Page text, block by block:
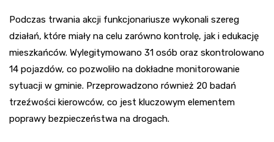
Podczas trwania akcji funkcjonariusze wykonali szereg
działań, które miały na celu zarówno kontrolę, jak i edukację
mieszkańców. Wylegitymowano 31 osób oraz skontrolowano
14 pojazdów, co pozwoliło na dokładne monitorowanie
sytuacji w gminie. Przeprowadzono również 20 badań
trzeźwości kierowców, co jest kluczowym elementem
poprawy bezpieczeństwa na drogach.